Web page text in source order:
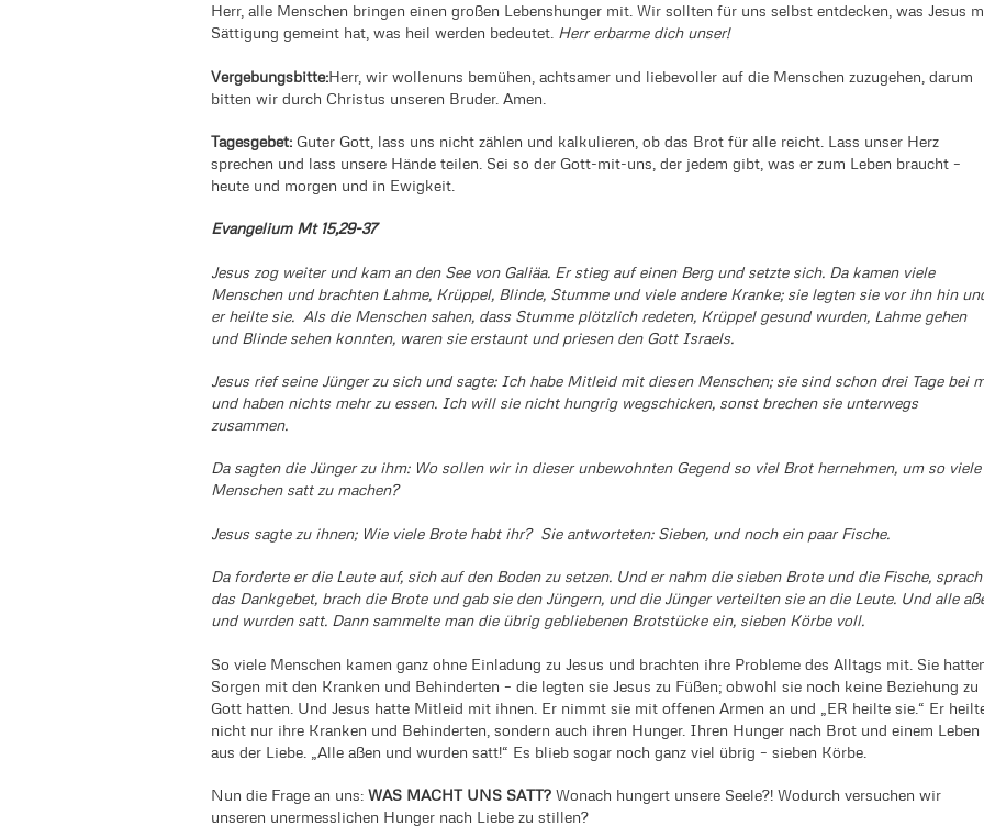
Herr, alle Menschen bringen einen großen Lebenshunger mit. Wir sollten für uns selbst entdecken, was Jesus
Sättigung gemeint hat, was heil werden bedeutet. Herr erbarme dich unser!
Vergebungsbitte:Herr, wir wollenuns bemühen, achtsamer und liebevoller auf die Menschen zuzugehen, darum
bitten wir durch Christus unseren Bruder. Amen.
Tagesgebet: Guter Gott, lass uns nicht zählen und kalkulieren, ob das Brot für alle reicht. Lass unser Herz
sprechen und lass unsere Hände teilen. Sei so der Gott-mit-uns, der jedem gibt, was er zum Leben braucht –
heute und morgen und in Ewigkeit.
Evangelium Mt 15,29-37
Jesus zog weiter und kam an den See von Galiäa. Er stieg auf einen Berg und setzte sich. Da kamen viele
Menschen und brachten Lahme, Krüppel, Blinde, Stumme und viele andere Kranke; sie legten sie vor ihn hin
er heilte sie. Als die Menschen sahen, dass Stumme plötzlich redeten, Krüppel gesund wurden, Lahme gehen
und Blinde sehen konnten, waren sie erstaunt und priesen den Gott Israels.
Jesus rief seine Jünger zu sich und sagte: Ich habe Mitleid mit diesen Menschen; sie sind schon drei Tage bei
und haben nichts mehr zu essen. Ich will sie nicht hungrig wegschicken, sonst brechen sie unterwegs
zusammen.
Da sagten die Jünger zu ihm: Wo sollen wir in dieser unbewohnten Gegend so viel Brot hernehmen, um so viele
Menschen satt zu machen?
Jesus sagte zu ihnen; Wie viele Brote habt ihr? Sie antworteten: Sieben, und noch ein paar Fische.
Da forderte er die Leute auf, sich auf den Boden zu setzen. Und er nahm die sieben Brote und die Fische, sprach
das Dankgebet, brach die Brote und gab sie den Jüngern, und die Jünger verteilten sie an die Leute. Und alle
und wurden satt. Dann sammelte man die übrig gebliebenen Brotstücke ein, sieben Körbe voll.
So viele Menschen kamen ganz ohne Einladung zu Jesus und brachten ihre Probleme des Alltags mit. Sie
Sorgen mit den Kranken und Behinderten – die legten sie Jesus zu Füßen; obwohl sie noch keine Beziehung zu
Gott hatten. Und Jesus hatte Mitleid mit ihnen. Er nimmt sie mit offenen Armen an und „ER heilte sie.“ Er
nicht nur ihre Kranken und Behinderten, sondern auch ihren Hunger. Ihren Hunger nach Brot und einem Leben
aus der Liebe. „Alle aßen und wurden satt!“ Es blieb sogar noch ganz viel übrig – sieben Körbe.
Nun die Frage an uns: WAS MACHT UNS SATT? Wonach hungert unsere Seele?! Wodurch versuchen wir
unseren unermesslichen Hunger nach Liebe zu stillen?